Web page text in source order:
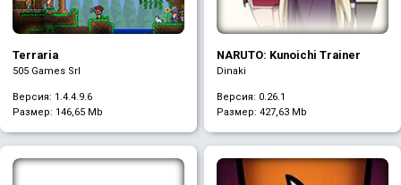
Terraria
505 Games Srl
Версия: 1.4.4.9.6
Размер: 146,65 Mb
NARUTO: Kunoichi Trainer
Dinaki
Версия: 0.26.1
Размер:427,63 Mb